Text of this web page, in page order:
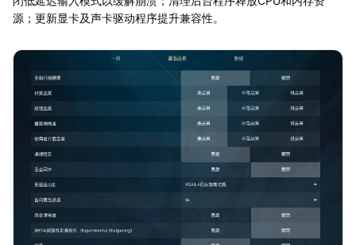
源；更新显卡及声卡驱动程序提升兼容性。